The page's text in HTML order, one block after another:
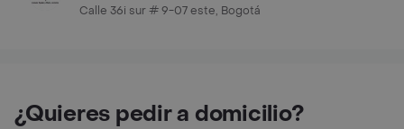
Calle 36i sur # 9-07 este, Bogotá
¿Quieres pedir a domicilio?